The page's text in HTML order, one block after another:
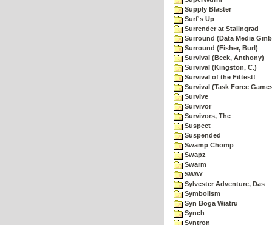
Supply Blaster
Surf's Up
Surrender at Stalingrad
Surround (Data Media
Surround (Fisher, Burl)
Survival (Beck, Anthony)
Survival (Kingston, C.)
Survival of the Fittest!
Survival (Task Force
Survive
Survivor
Survivors, The
Suspect
Suspended
Swamp Chomp
Swapz
Swarm
SWAY
Sylvester Adventure, Das
Symbolism
Syn Boga Wiatru
Synch
Syntron